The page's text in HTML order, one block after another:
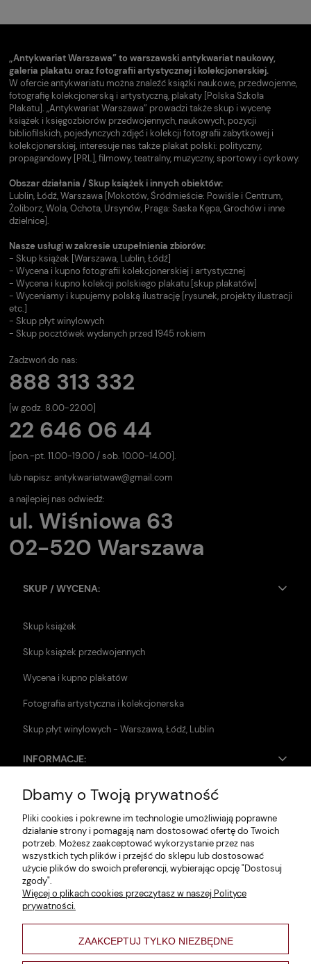
„Antykwariat Warszawa” to warszawski antykwariat naukowy,
galeria plakatu oraz fotografii artystycznej i kolekcjonerskiej.
W ofercie antykwariatu można znaleźć książki naukowe, przedwojenne,
fotografię kolekcjonerską i artystyczną, plakaty [Polska Szkoła
Plakatu]. „Antykwariat Warszawa” prowadzi także skup i wycenę
książek i księgozbiorów przedwojennych, naukowych, pozycji
bibliofilskich, pojedynczych zdjęć i kolekcji fotografii zabytkowej i
kolekcjonerskiej, interesuje nas także plakat polski: polityczny,
propagandowy [PRL], filmowy, teatralny, muzyczny, sportowy i cyrkowy.
Obszar działania / Skup książek i innych obiektów:
Lublin, Łódź, Warszawa [Mokotów, Śródmieście: Powiśle i Centrum,
Żoliborz, Wola, Ochota, Ursynów, Praga: Saska Kępa, Grochów i inne
dzielnice].
Nasze usługi w zakresie uzupełnienia zbiorów:
- Skup książek [Warszawa, Lublin, Łódź]
- Wycena i kupno fotografii kolekcjonerskiej i artystycznej
- Wycena i kupno kolekcji polskiego plakatu [skup plakatów]
- Wyceniamy i kupujemy polską ilustrację [rysunek, projekty ilustracji
etc.]
- Skup płyt winylowych
- Skup pocztówek wydanych przed 1945 rokiem
Zadzwoń do nas:
888 313 332
[w godz. 8.00-22.00]
22 646 06 44
[pon.-pt. 11.00-19.00 / sob. 10.00-14.00].
lub napisz: antykwariatwaw@gmail.com
a najlepiej nas odwiedź:
ul. Wiśniowa 63
02-520 Warszawa
SKUP / WYCENA:
Skup książek
Skup książek przedwojennych
Wycena i kupno plakatów
Fotografia artystyczna i kolekcjonerska
Skup płyt winylowych - Warszawa, Łódź, Lublin
INFORMACJE:
Zwroty i reklamacje
Dane firmy
Jak szukać?
Polityka prywatności
Regulamin
Poltyka cookies
varsaviana
Dbamy o Twoją prywatność
Pliki cookies i pokrewne im technologie umożliwiają poprawne
działanie strony i pomagają nam dostosować ofertę do Twoich
potrzeb. Możesz zaakceptować wykorzystanie przez nas
wszystkich tych plików i przejść do sklepu lub dostosować
użycie plików do swoich preferencji, wybierając opcję "Dostosuj
zgody".
Więcej o plikach cookies przeczytasz w naszej Polityce
prywatności.
ZAAKCEPTUJ TYLKO NIEZBĘDNE